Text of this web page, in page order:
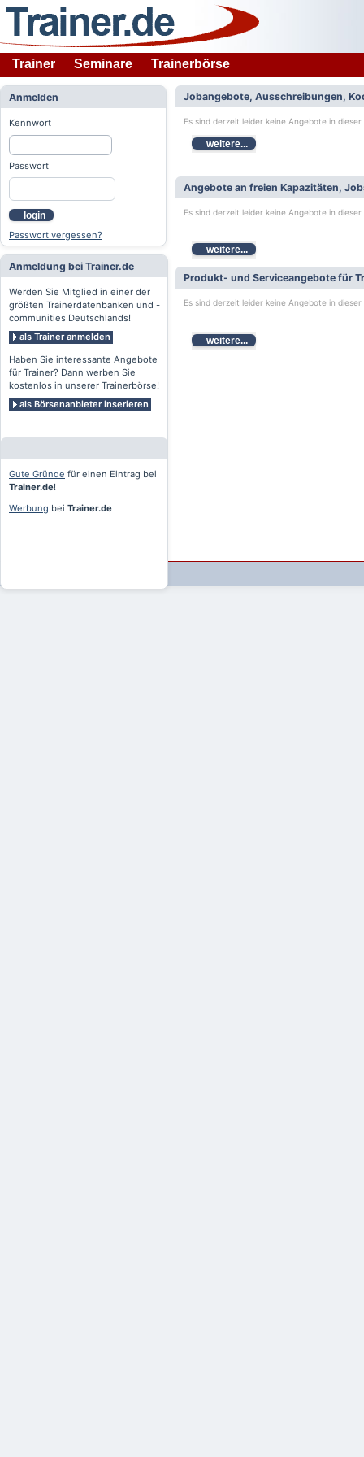
Trainer Seminare Trainerbörse
Anmelden
Kennwort
Passwort
login
Passwort vergessen?
Anmeldung bei Trainer.de
Werden Sie Mitglied in einer der
größten Trainerdatenbanken und -
communities Deutschlands!
als Trainer anmelden
Haben Sie interessante Angebote
für Trainer? Dann werben Sie
kostenlos in unserer Trainerbörse!
als Börsenanbieter inserieren
Gute Gründe für einen Eintrag bei
Trainer.de!
Werbung bei Trainer.de
Jobangebote, Ausschreibungen,
Es sind derzeit leider keine Angebote in
weitere...
Angebote an freien Kapazitäten,
Es sind derzeit leider keine Angebote in
weitere...
Produkt- und Serviceangebote für
Es sind derzeit leider keine Angebote in
weitere...